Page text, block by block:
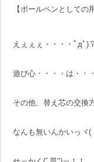
【ボールペンとしての
えぇぇぇ・・・・ﾟдﾟ)
遊び心・・・・は・・
その他、替え芯の交換
なんも無いんかいっヾ(